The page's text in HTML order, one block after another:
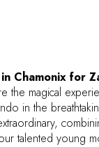
Chamonix for
the magical
in the
talented young